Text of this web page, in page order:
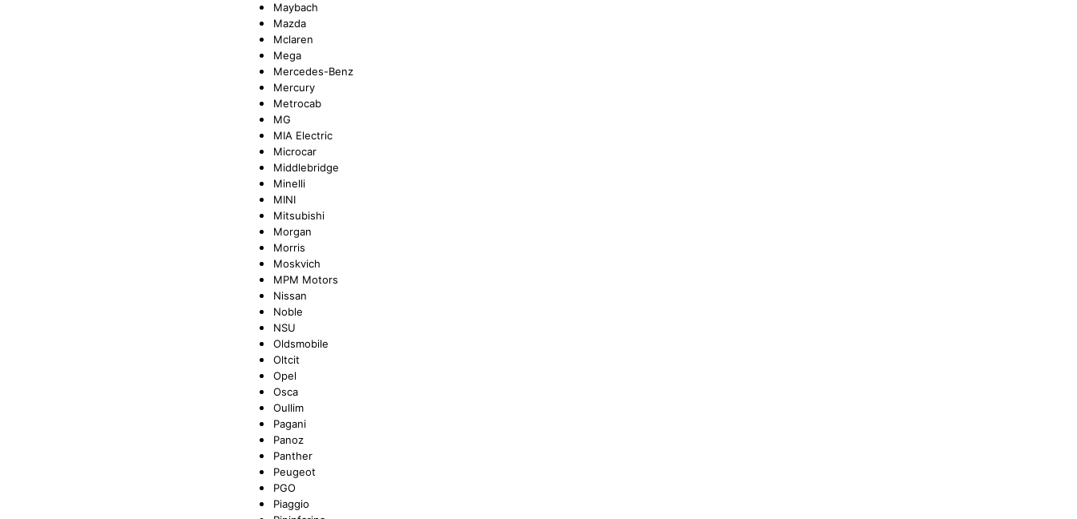
Maybach
Mazda
Mclaren
Mega
Mercedes-Benz
Mercury
Metrocab
MG
MIA Electric
Microcar
Middlebridge
Minelli
MINI
Mitsubishi
Morgan
Morris
Moskvich
MPM Motors
Nissan
Noble
NSU
Oldsmobile
Oltcit
Opel
Osca
Oullim
Pagani
Panoz
Panther
Peugeot
PGO
Piaggio